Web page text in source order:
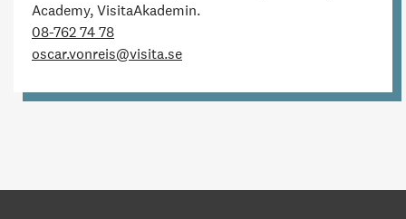
Academy, VisitaAkademin.
08-762 74 78
oscar.vonreis@visita.se